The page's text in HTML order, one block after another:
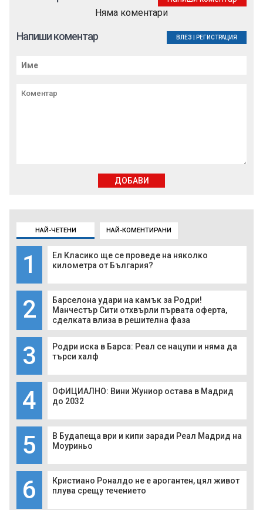
НАЙ-ЧЕТЕНИ НАЙ-КОМЕНТИРАНИ
1
Ел Класико ще се проведе на няколко
километра от България?
2
Барселона удари на камък за Родри!
Манчестър Сити отхвърли първата оферта,
сделката влиза в решителна фаза
3
Родри иска в Барса: Реал се нацупи и няма да
търси халф
4
ОФИЦИАЛНО: Вини Жуниор остава в Мадрид
до 2032
5
В Будапеща ври и кипи заради Реал Мадрид на
Моуриньо
6
Кристиано Роналдо не е арогантен, цял живот
плува срещу течението
Няма коментари
Напиши коментар ВЛЕЗ РЕГИСТРАЦИЯ
ДОБАВИ